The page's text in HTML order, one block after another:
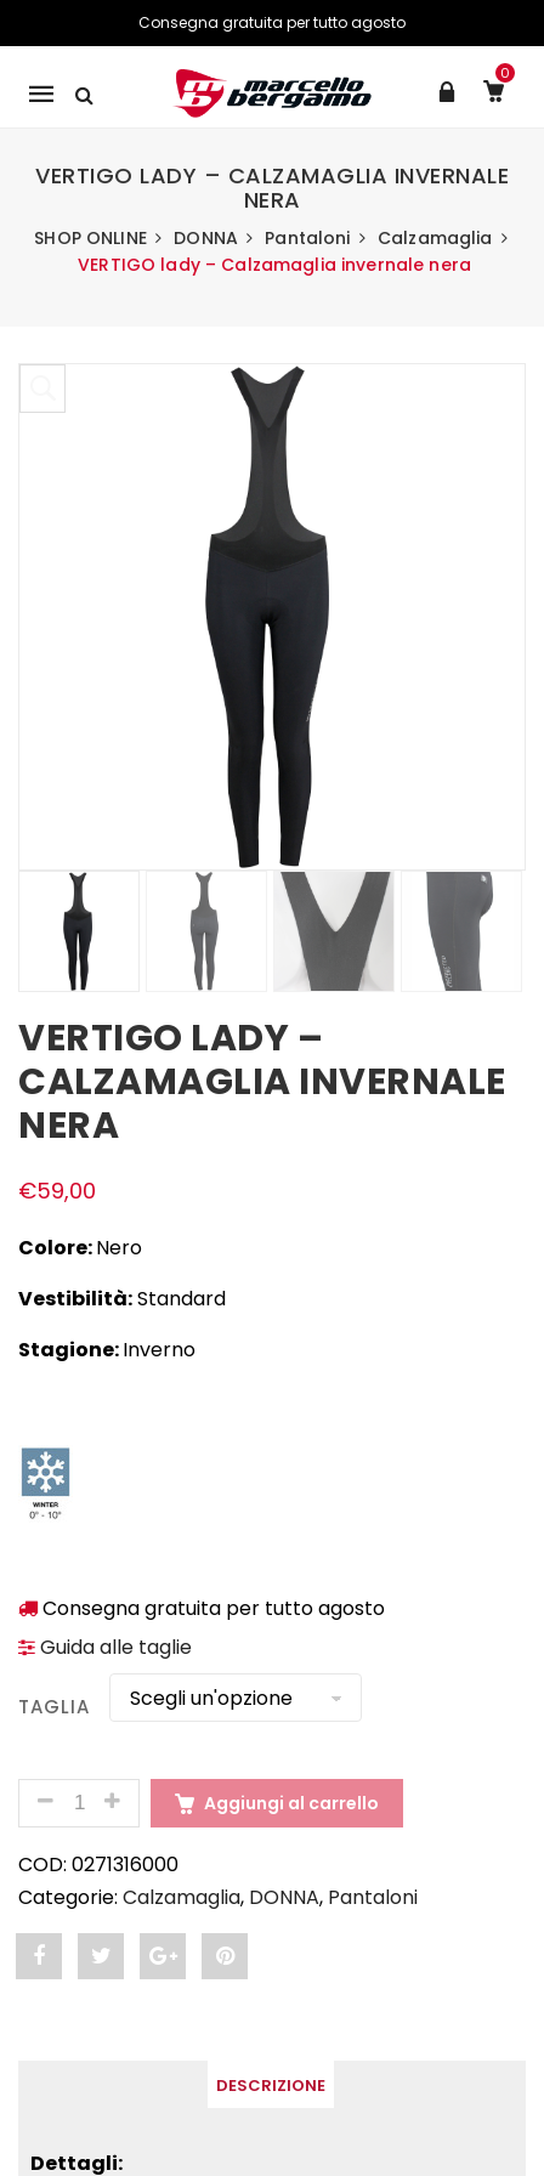
Consegna gratuita per tutto agosto
Mobile
0
VERTIGO LADY – CALZAMAGLIA INVERNALE
NERA
SHOP ONLINE DONNA Pantaloni
Calzamaglia
VERTIGO lady – Calzamaglia invernale nera
VERTIGO LADY –
CALZAMAGLIA INVERNALE
NERA
€59,00
Colore:Nero
Vestibilità:Standard
Stagione:Inverno
Consegna gratuita per tutto agosto
Guida alle taglie
TAGLIA
QUANTITÀ Aggiungi al carrello
COD: 0271316000
Categorie: Calzamaglia, DONNA, Pantaloni
Share Post Share Pin
–
DESCRIZIONE
Dettagli: